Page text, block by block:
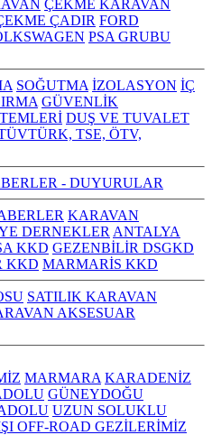
ÇEKME KARAVAN
ÇADIR FORD
PSA GRUBU
SOĞUTMA İZOLASYON İÇ
GÜVENLİK
DUŞ VE TUVALET
TSE, ÖTV,
- DUYURULAR
KARAVAN
DERNEKLER ANTALYA
KKD GEZENBİLİR DSGKD
KKD MARMARİS KKD
SATILIK KARAVAN
AKSESUAR
MARMARA KARADENİZ
GÜNEYDOĞU
UZUN SOLUKLU
OFF-ROAD GEZİLERİMİZ